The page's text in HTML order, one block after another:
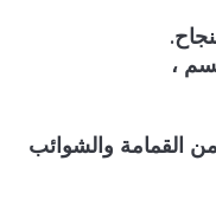
،
القمامة والشوائب